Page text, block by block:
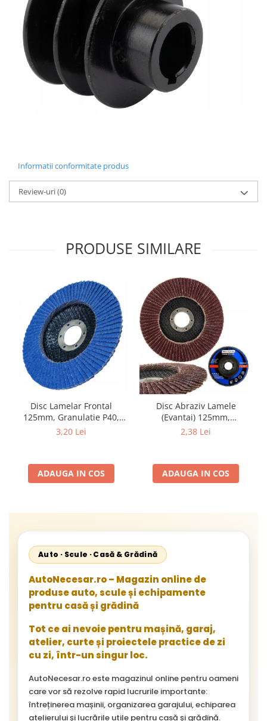
Informatii conformitate produs
Review-uri(0)
PRODUSE SIMILARE
Disc Lamelar Frontal
125mm, Granulatie P40,
Abraziv Premium din
13300 RPM, pentru Slefuire
Otel, Inox, Lemn si Metal,
3,20 Lei
ADAUGA IN COS
Disc Abraziv Lamele
(Evantai) 125mm,
Granulație , pentru Metal și
2,38 Lei
ADAUGA IN COS
Auto · Scule · Casă & Grădină
AutoNecesar.ro – Magazin online de
produse auto, scule și echipamente
pentru casă și grădină
Tot ce ai nevoie pentru mașină, garaj,
atelier, curte și proiectele practice de zi
cu zi, într-un singur loc.
AutoNecesar.ro este magazinul online pentru oameni
care vor să rezolve rapid lucrurile importante:
întreținerea mașinii, organizarea garajului, echiparea
atelierului și lucrările utile pentru casă și grădină.